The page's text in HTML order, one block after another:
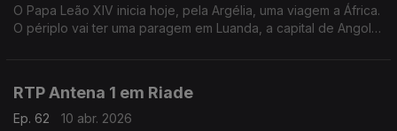
O Papa Leão XIV inicia hoje, pela Argélia, uma viagem a África.
O périplo vai ter uma paragem em Luanda, a capital de Angola,
RTP Antena 1 em Riade
Ep. 62
10 abr. 2026